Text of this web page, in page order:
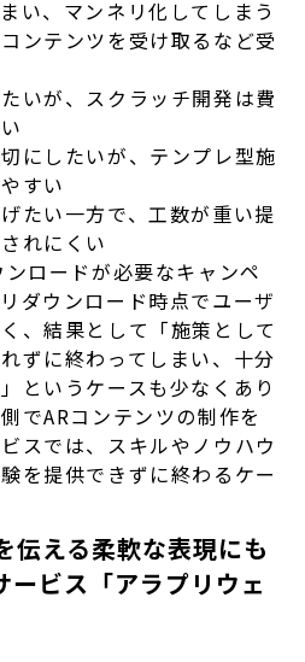
い、マンネリ化してしまう
ンテンツを受け取るなど受
いが、スクラッチ開発は費
にしたいが、テンプレ型施
すい
たい一方で、工数が重い提
れにくい
ロードが必要なキャンペ
ダウンロード時点でユーザ
、結果として「施策として
ずに終わってしまい、十分
というケースも少なくあり
でARコンテンツの制作を
スでは、スキルやノウハウ
を提供できずに終わるケー
える柔軟な表現にも
ビス「アラプリウェ